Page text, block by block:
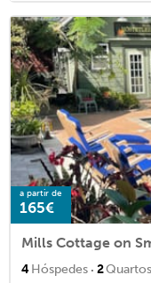
a partir de
165€
Mills Cottage on
4Hóspedes · 2Quartos